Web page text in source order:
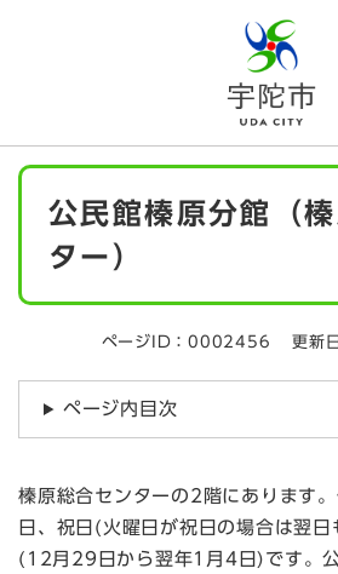
メニューを飛ばして本
本
公民館榛原分館（
ター）
ページID：0002456 更新
ページ内目次
榛原総合センターの2階にあります
日、祝日(火曜日が祝日の場合は翌
(12月29日から翌年1月4日)です。